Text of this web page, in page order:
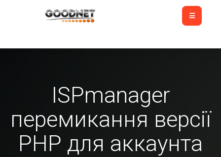
ISPmanager
перемикання версії
PHP для аккаунта